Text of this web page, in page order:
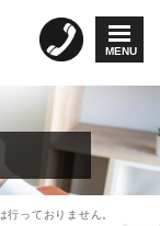
MENU
っておりません。